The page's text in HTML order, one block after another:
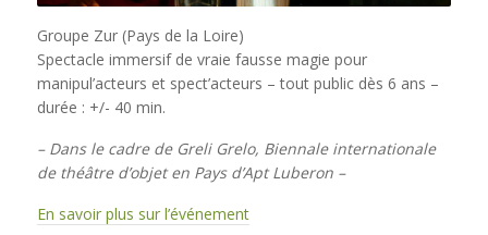
Groupe Zur (Pays de la Loire)
Spectacle immersif de vraie fausse magie pour
manipul’acteurs et spect’acteurs – tout public dès 6 ans –
durée : +/- 40 min.
– Dans le cadre de Greli Grelo, Biennale internationale
de théâtre d’objet en Pays d’Apt Luberon –
En savoir plus sur l’événement